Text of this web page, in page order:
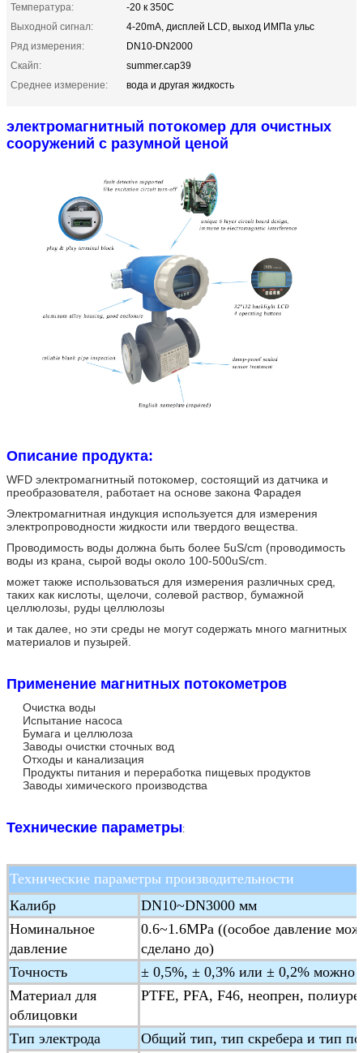
Температура:
-20 к 350C
Выходной сигнал:
4-20mA, дисплей LCD, выход ИМПа ульс
Ряд измерения:
DN10-DN2000
Скайп:
summer.cap39
Среднее измерение:
вода и другая жидкость
электромагнитный потокомер для очистных
сооружений с разумной ценой
Описание продукта:
WFD электромагнитный потокомер, состоящий из датчика и
преобразователя, работает на основе закона Фарадея
Электромагнитная индукция используется для измерения
электропроводности жидкости или твердого вещества.
Проводимость воды должна быть более 5uS/cm (проводимость
воды из крана, сырой воды около 100-500uS/cm.
может также использоваться для измерения различных сред,
таких как кислоты, щелочи, солевой раствор, бумажной
целлюлозы, руды целлюлозы
и так далее, но эти среды не могут содержать много магнитных
материалов и пузырей.
Применение магнитных потокометров
Очистка воды
Испытание насоса
Бумага и целлюлоза
Заводы очистки сточных вод
Отходы и канализация
Продукты питания и переработка пищевых продуктов
Заводы химического производства
Технические параметры:
Технические параметры производительности
Калибр
DN10~DN3000 мм
Номинальное
давление
0.6~1.6MPa ((особое давление
сделано до)
Точность
± 0,5%, ± 0,3% или ± 0,2% можно
Материал для
облицовки
PTFE, PFA, F46, неопрен,
Тип электрода Общий тип, тип скребера и тип